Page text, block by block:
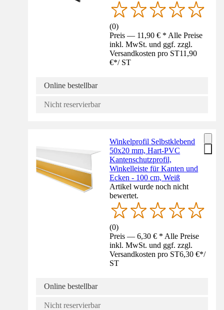
(0)
Preis — 11,90 € * Alle Preise
inkl. MwSt. und ggf. zzgl.
Versandkosten pro ST11,90
€*/ ST
Online bestellbar
Nicht reservierbar
Winkelprofil Selbstklebend
50x20 mm, Hart-PVC
Kantenschutzprofil,
Winkelleiste für Kanten und
Ecken - 100 cm, Weiß
Artikel wurde noch nicht
bewertet.
(0)
Preis — 6,30 € * Alle Preise
inkl. MwSt. und ggf. zzgl.
Versandkosten pro ST6,30 €*/
ST
Online bestellbar
Nicht reservierbar